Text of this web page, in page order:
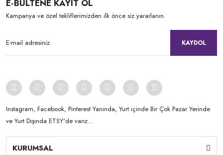
E-BÜLTENE KAYIT OL
Kampanya ve özel tekliflerimizden ilk önce siz yararlanın.
KAYDOL
Instagram, Facebook, Pinterest Yanında, Yurt içinde Bir Çok Pazar Yerinde
ve Yurt Dışında ETSY'de varız...
KURUMSAL